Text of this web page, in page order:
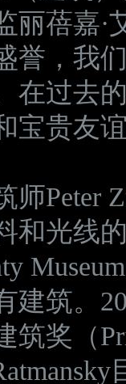
嘉·艾
誉，我
在过去
宝贵友
Peter
和光线
建筑。
奖（